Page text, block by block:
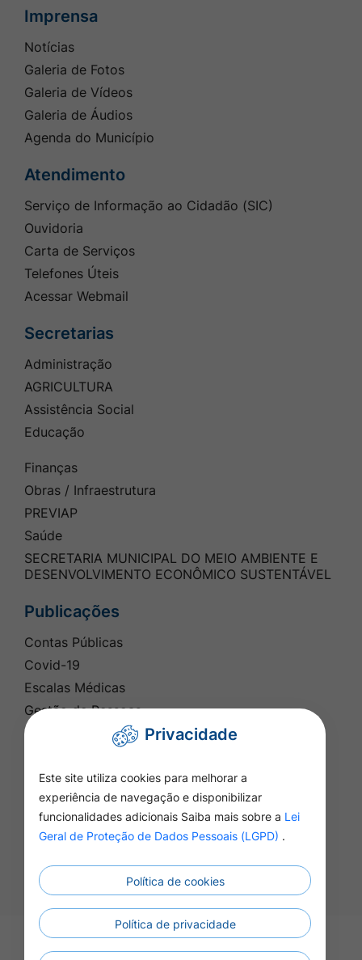
Imprensa
Notícias
Galeria de Fotos
Galeria de Vídeos
Galeria de Áudios
Agenda do Município
Atendimento
Serviço de Informação ao Cidadão (SIC)
Ouvidoria
Carta de Serviços
Telefones Úteis
Acessar Webmail
Secretarias
Administração
AGRICULTURA
Assistência Social
Educação
Finanças
Obras / Infraestrutura
PREVIAP
Saúde
SECRETARIA MUNICIPAL DO MEIO AMBIENTE E
DESENVOLVIMENTO ECONÔMICO SUSTENTÁVEL
Publicações
Contas Públicas
Covid-19
Escalas Médicas
Gestão de Pessoas
Licitações e Contratos
Planejamento
Prestação de Contas
©2026 - Prefeitura de Apiacás Apiacás - MT -
Privacidade
Este site utiliza cookies para melhorar a
experiência de navegação e disponibilizar
funcionalidades adicionais Saiba mais sobre a Lei
Geral de Proteção de Dados Pessoais (LGPD) .
Política de cookies
Política de privacidade